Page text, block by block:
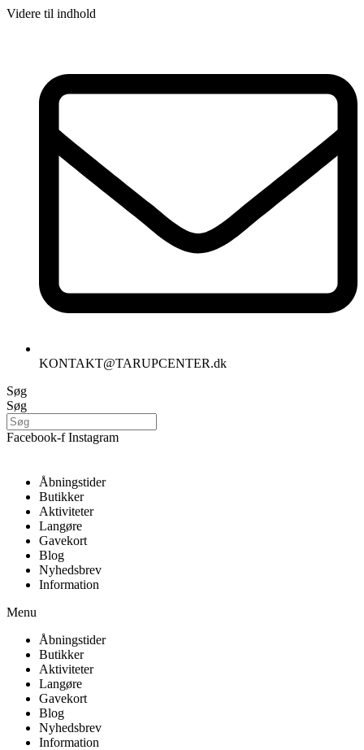
Videre til indhold
KONTAKT@TARUPCENTER.dk
Søg
Søg
Facebook-f Instagram
Åbningstider
Butikker
Aktiviteter
Langøre
Gavekort
Blog
Nyhedsbrev
Information
Menu
Åbningstider
Butikker
Aktiviteter
Langøre
Gavekort
Blog
Nyhedsbrev
Information